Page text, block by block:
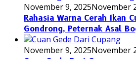
November 9, 2025November
Rahasia Warna Cerah Ikan
Gondrong, Peternak Asal
November 9, 2025November